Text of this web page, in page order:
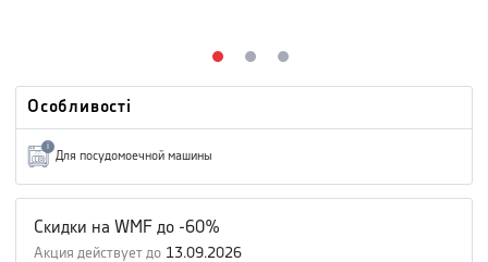
Особливості
i
Для посудомоечной машины
Скидки на WMF до -60%
Акция действует до 13.09.2026